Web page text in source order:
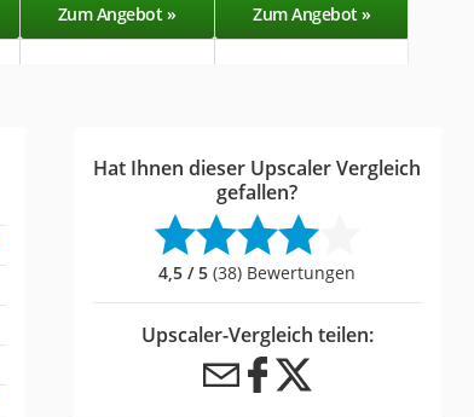
Zum Angebot » Zum Angebot »
Hat Ihnen dieser Upscaler Vergleich
gefallen?
4,5 / 5 (38) Bewertungen
Upscaler-Vergleich teilen: